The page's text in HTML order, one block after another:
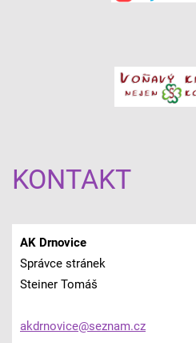
KONTAKT
AK Drnovice
Správce stránek
Steiner Tomáš
akdrnovice@seznam.cz